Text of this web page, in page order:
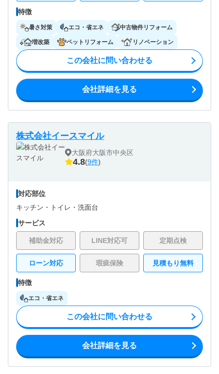
特徴
暑さ対策 エコ・省エネ 中古物件リフォーム
増改築 ペットリフォーム リノベーション
この会社に問い合わせる
会社詳細を見る
株式会社イースマイル
大阪府大阪市中央区
4.8(9件)
対応部位
キッチン・
トイレ・ 洗面台
サービス
補助金対応 LINE対応可 定期点検
ローン対応 瑕疵保険 見積もり無料
特徴
エコ・省エネ
この会社に問い合わせる
会社詳細を見る